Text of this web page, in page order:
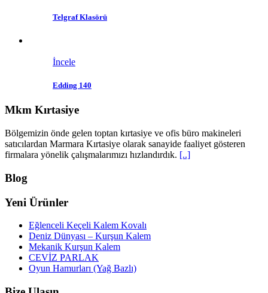
Telgraf Klasörü
İncele
Edding 140
Mkm Kırtasiye
Bölgemizin önde gelen toptan kırtasiye ve ofis büro makineleri
satıcılardan Marmara Kırtasiye olarak sanayide faaliyet gösteren
firmalara yönelik çalışmalarımızı hızlandırdık. [..]
Blog
Yeni Ürünler
Eğlenceli Keçeli Kalem Kovalı
Deniz Dünyası – Kurşun Kalem
Mekanik Kurşun Kalem
CEVİZ PARLAK
Oyun Hamurları (Yağ Bazlı)